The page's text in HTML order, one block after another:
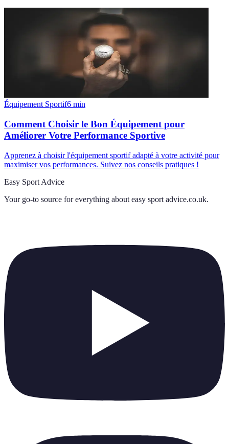
Équipement Sportif6 min
Comment Choisir le Bon Équipement pour
Améliorer Votre Performance Sportive
Apprenez à choisir l'équipement sportif adapté à votre activité pour
maximiser vos performances. Suivez nos conseils pratiques !
Easy Sport Advice
Your go-to source for everything about easy sport advice.co.uk.